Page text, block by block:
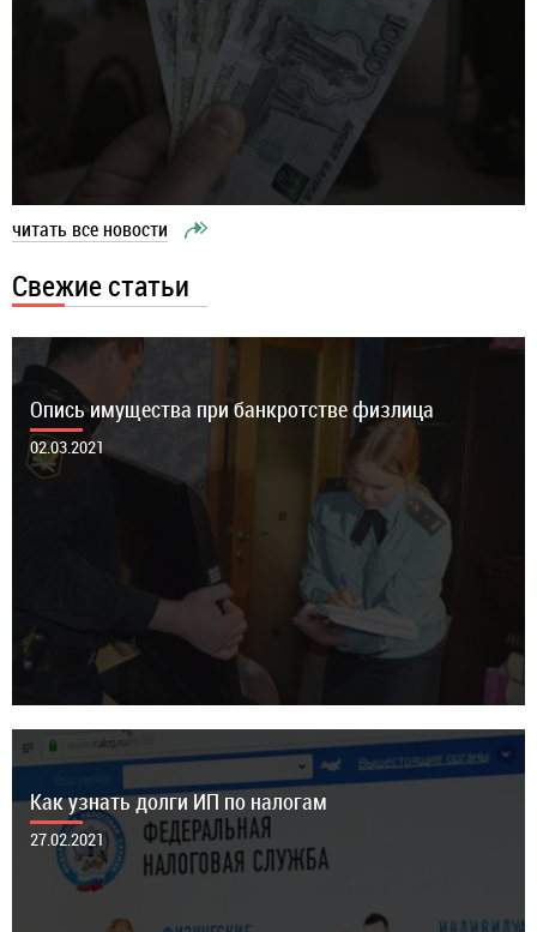
читать все новости
Свежие статьи
Опись имущества при банкротстве физлица
02.03.2021
Как узнать долги ИП по налогам
27.02.2021